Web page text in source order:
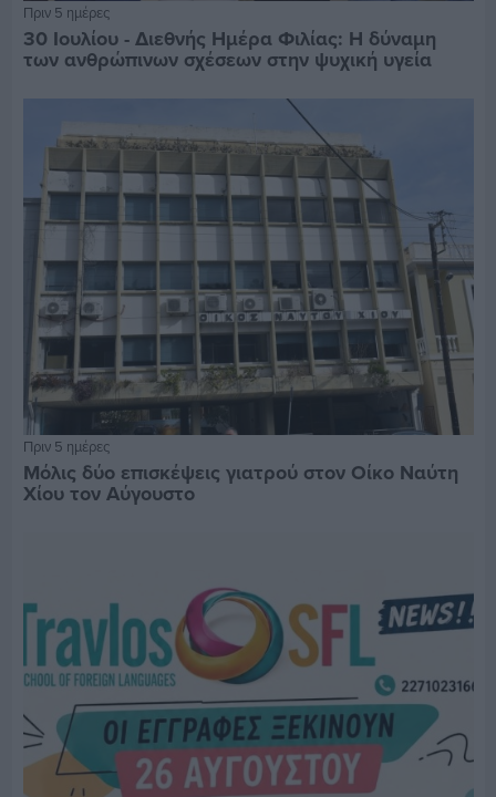
Πριν 5 ημέρες
30 Ιουλίου - Διεθνής Ημέρα Φιλίας: Η δύναμη
των ανθρώπινων σχέσεων στην ψυχική υγεία
Πριν 5 ημέρες
Μόλις δύο επισκέψεις γιατρού στον Οίκο Ναύτη
Χίου τον Αύγουστο